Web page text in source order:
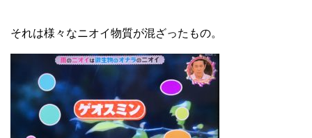
それは様々なニオイ物質が混ざったもの。